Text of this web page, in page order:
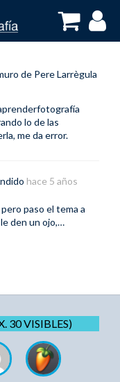
de Pere Larrègula
lo de las
me da error.
hace 5 años
paso el tema a
den un ojo,…
30 VISIBLES)